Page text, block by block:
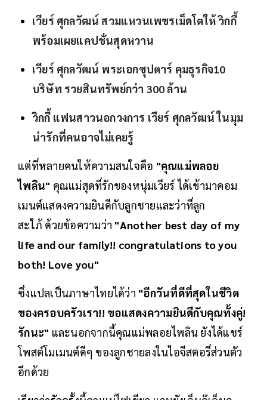
เวียร์ ศุกลวัฒน์ สวมแหวนเพชรเม็ดโตให้ วิกกี้
พร้อมเผยแคปชั่นสุดหวาน
เวียร์ ศุกลวัฒน์ พระเอกซุปตาร์ คุมธุรกิจ10
บริษัท รวยสินทรัพย์กว่า 300 ล้าน
วิกกี้ แฟนสาวนอกวงการ เวียร์ ศุกลวัฒน์ ในมุม
น่ารักที่คนอาจไม่เคยรู้
แต่ที่หลายคนให้ความสนใจคือ "คุณแม่พลอย
ไพลิน" คุณแม่สุดที่รักของหนุ่มเวียร์ ได้เข้ามาคอม
เมนต์แสดงความยินดีกับลูกชายและว่าที่ลูก
สะใภ้ ด้วยข้อความว่า "Another best day of my
life and our family!! congratulations to you
both! Love you"
ซึ่งแปลเป็นภาษาไทยได้ว่า "อีกวันที่ดีที่สุดในชีวิต
ของครอบครัวเรา!! ขอแสดงความยินดีกับคุณทั้งคู่!
รักนะ" และนอกจากนี้คุณแม่พลอยไพลิน ยังได้แชร์
โพสต์โมเมนต์ดีๆ ของลูกชายลงในไอจีสตอรี่ส่วนตัว
อีกด้วย